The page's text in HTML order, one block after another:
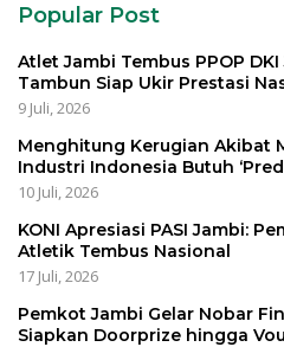
Popular Post
Atlet Jambi Tembus PPOP
Tambun Siap Ukir Prestasi
9 Juli, 2026
Menghitung Kerugian Akibat
Industri Indonesia Butuh
10 Juli, 2026
KONI Apresiasi PASI Jambi:
Atletik Tembus Nasional
17 Juli, 2026
Pemkot Jambi Gelar Nobar
Siapkan Doorprize hingga